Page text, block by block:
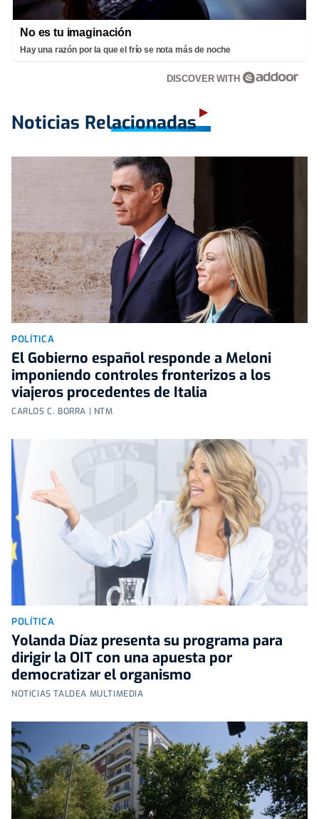
No es tu imaginación
Hay una razón por la que el frío se nota más de noche
DISCOVER WITH
Noticias Relacionadas
POLÍTICA
El Gobierno español responde a Meloni
imponiendo controles fronterizos a los
viajeros procedentes de Italia
CARLOS C. BORRA | NTM
POLÍTICA
Yolanda Díaz presenta su programa para
dirigir la OIT con una apuesta por
democratizar el organismo
NOTICIAS TALDEA MULTIMEDIA